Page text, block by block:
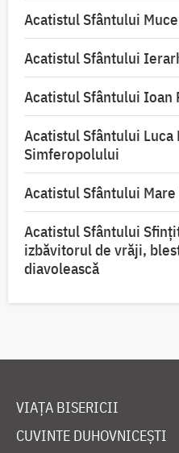
Acatistul Sfântului
Acatistul Sfântului
Acatistul Sfântului Ioan
Acatistul Sfântului
Simferopolului
Acatistul Sfântului
Acatistul Sfântului
izbăvitorul de vrăji,
diavolească
VIAȚA BISERICII
CUVINTE DUHOVNICEȘTI